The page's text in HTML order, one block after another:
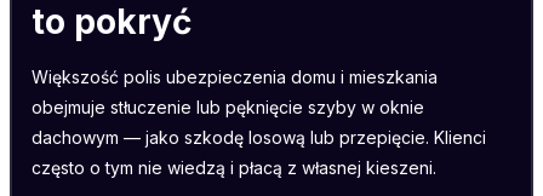
to pokryć
Większość polis ubezpieczenia domu i mieszkania
obejmuje stłuczenie lub pęknięcie szyby w oknie
dachowym — jako szkodę losową lub przepięcie. Klienci
często o tym nie wiedzą i płacą z własnej kieszeni.